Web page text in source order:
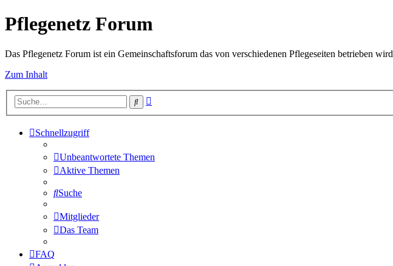
Pflegenetz Forum
Das Pflegenetz Forum ist ein Gemeinschaftsforum das von verschiedenen Pflegeseiten betrieben wird
Zum Inhalt
Suche
Schnellzugriff
Unbeantwortete Themen
Aktive Themen
Suche
Mitglieder
Das Team
FAQ